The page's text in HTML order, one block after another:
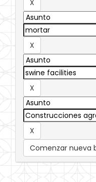
Comenzar nueva